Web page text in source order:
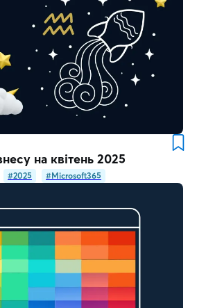
на квітень 2025
#2025 #Microsoft365